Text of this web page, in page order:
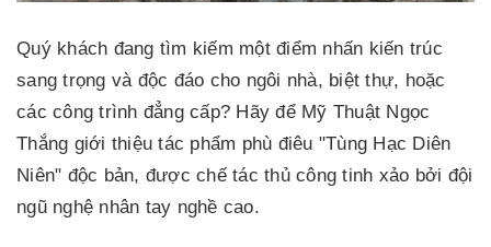
Quý khách đang tìm kiếm một điểm nhấn kiến trúc
sang trọng và độc đáo cho ngôi nhà, biệt thự, hoặc
các công trình đẳng cấp? Hãy để Mỹ Thuật Ngọc
Thắng giới thiệu tác phẩm phù điêu "Tùng Hạc Diên
Niên" độc bản, được chế tác thủ công tinh xảo bởi đội
ngũ nghệ nhân tay nghề cao.